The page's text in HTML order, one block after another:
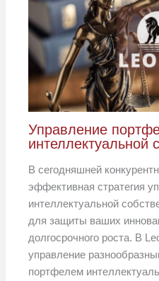
Управление
интеллектуальной
В сегодняшней
эффективная стратегия
интеллектуальной
для защиты ваших
долгосрочного роста. В
управление
портфелем